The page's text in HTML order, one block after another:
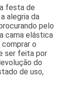
festa de
alegria da
pelo
cama elástica
comprar o
ser feita por
do
de uso,